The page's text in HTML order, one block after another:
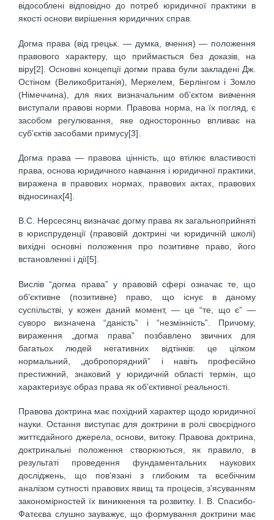
відособлені відповідно до потреб юридичної практики в
якості основи вирішення юридичних справ.
Догма права (від грецьк. — думка, вчення) — положення
правового характеру, що приймається без доказів, на
віру[2]. Основні концепції догми права були закладені Дж.
Остіном (Великобританія), Меркелем, Берлінгом і Зомло
(Німеччина), для яких визначальним об’єктом вивчення
виступали правові норми. Правова норма, на їх погляд, є
засобом регулювання, яке односторонньо впливає на
суб’єктів засобами примусу[3].
Догма права — правова цінність, що втілює властивості
права, основа юридичного навчання і юридичної практики,
виражена в правових нормах, правових актах, правових
відносинах[4].
В.С. Нерсесянц визначає догму права як загальноприйняті
в юриспруденції (правовій доктрині чи юридичній школі)
вихідні основні положення про позитивне право, його
встановленні і дії[5].
Вислів “догма права” у правовій сфері означає те, що
об’єктивне (позитивне) право, що існує в даному
суспільстві, у кожен даний момент, — це “те, що є” —
суворо визначена “даність” і “незмінність”. Причому,
вираження „догма права” позбавлено звичних для
багатьох людей негативних відтінків: це цілком
нормальний, „добропорядний” і навіть професійно
престижний, знаковий у юридичній області термін, що
характеризує образ права як об’єктивної реальності.
Правова доктрина має похідний характер щодо юридичної
науки. Остання виступає для доктрини в ролі своєрідного
життєдайного джерела, основи, витоку. Правова доктрина,
доктринальні положення створюються, як правило, в
результаті проведення фундаментальних наукових
досліджень, що пов’язані з глибоким та всебічним
аналізом сутності правових явищ та процесів, з’ясуванням
закономірностей їх виникнення та розвитку. І. В. Спасибо-
Фатєєва слушно зауважує, що формування доктрини має